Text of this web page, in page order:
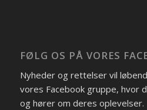
FØLG OS PÅ VORES
Nyheder og rettelser vil
vores Facebook gruppe, hvor
og hører om deres oplevelser.